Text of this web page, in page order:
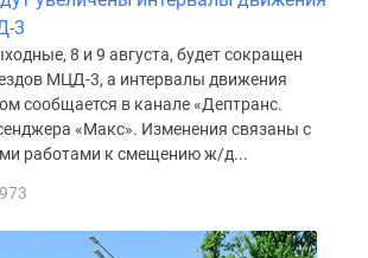
3
8 и 9 августа, будет сокращен
МЦД-3, а интервалы движения
сообщается в канале «Дептранс.
«Макс». Изменения связаны с
работами к смещению ж/д...